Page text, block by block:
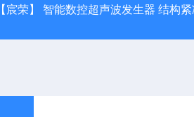
【宸荣】 智能数控超声波发生器 结构